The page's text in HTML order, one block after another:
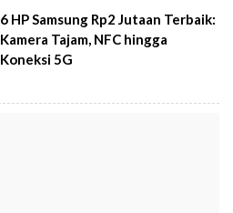
6 HP Samsung Rp2 Jutaan Terbaik:
Kamera Tajam, NFC hingga
Koneksi 5G